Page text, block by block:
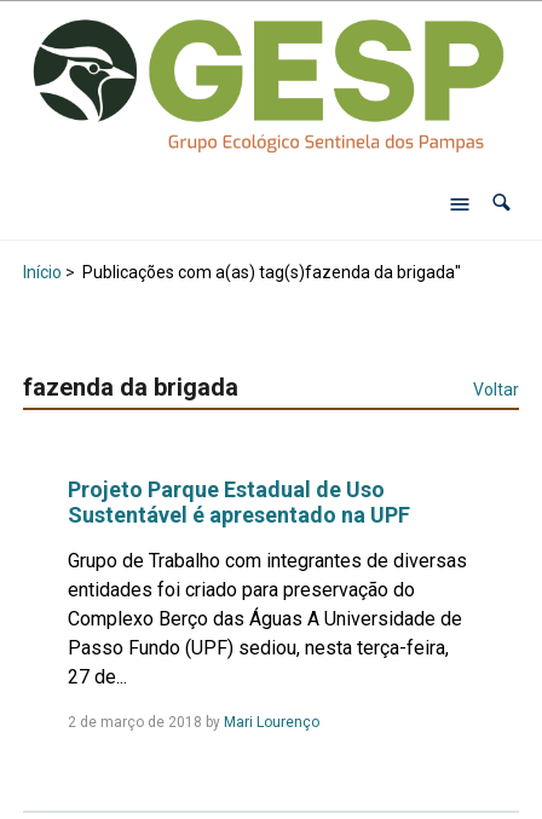
Início > Publicações com a(as) tag(s)fazenda da brigada"
fazenda da brigada Voltar
Projeto Parque Estadual de Uso
Sustentável é apresentado na UPF
Grupo de Trabalho com integrantes de diversas
entidades foi criado para preservação do
Complexo Berço das Águas A Universidade de
Passo Fundo (UPF) sediou, nesta terça-feira,
27 de...
2 de março de 2018 by Mari LourençoLeia